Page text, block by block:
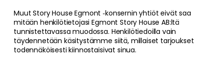
Muut Story House Egmont ‑konsernin yhtiöt eivät saa
mitään henkilötietojasi Egmont Story House AB:ltä
tunnistettavassa muodossa. Henkilötiedoilla vain
täydennetään käsitystämme siitä, millaiset tarjoukset
todennäköisesti kiinnostaisivat sinua.